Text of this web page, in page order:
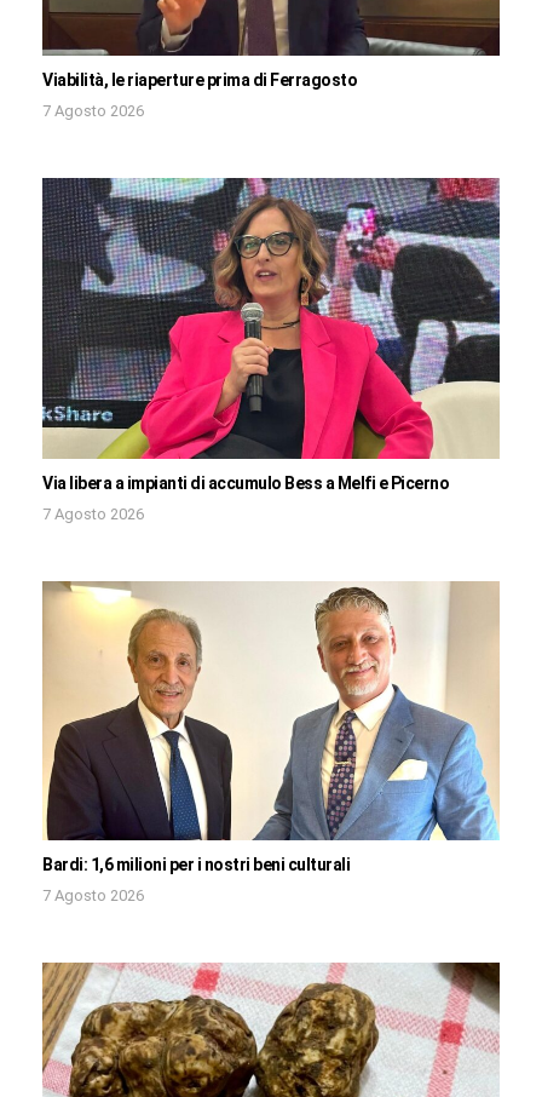
Viabilità, le riaperture prima di Ferragosto
7 Agosto 2026
Via libera a impianti di accumulo Bess a Melfi e Picerno
7 Agosto 2026
Bardi: 1,6 milioni per i nostri beni culturali
7 Agosto 2026